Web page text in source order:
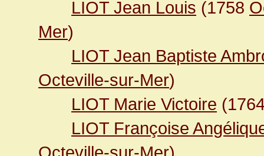
LIOT Jean Louis (1758
Mer)
LIOT Jean Baptiste
Octeville-sur-Mer)
LIOT Marie Victoire
LIOT Françoise